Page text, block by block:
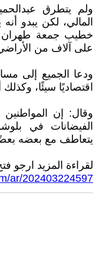
ولم يتطرق
المالي، لكن يبدو
خطيب جمعة طهران
على آلاف من
ودعا الجميع إلى
اقتصاديًا سيئًا،
وقال: إن
الفيضانات في
يتعاطف مع بعضه
لقراءة المزيد ارجو
ar/202403224597